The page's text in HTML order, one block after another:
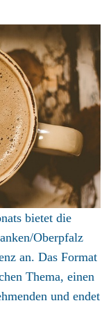
bietet die
Oberpfalz
an. Das Format
Thema, einen
und endet